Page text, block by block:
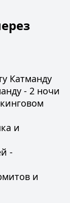
Катманду
- 2 ночи
и
-
и